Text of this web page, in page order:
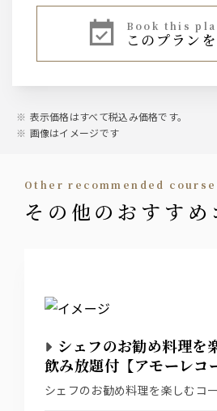
サントリー・ザ・プレミアムモルツ
ワイン
ウィスキー
カシス、ピーチ、ジン、ウォッカ、サ
ソフトドリンク
オレンジジュース、グレープフルー
ーエール、コーラ、烏龍茶
book this
このプラン
表示価格はすべて税込み価格です。
画像はイメージです
other recommended
その他のおすす
シェフのお勧め料理
飲み放題付【アモーレコ
シェフのお勧め料理を楽しむコ